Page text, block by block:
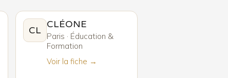
CL
CLÉONE
Paris · Éducation &
Formation
Voir la fiche →